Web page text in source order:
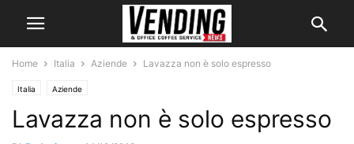
Home Italia Aziende Lavazza non è solo espresso
Italia Aziende
Lavazza non è solo espresso